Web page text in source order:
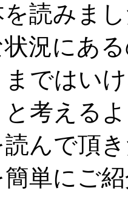
読みま
状況にあ
ではい
考える
んで頂
単にご